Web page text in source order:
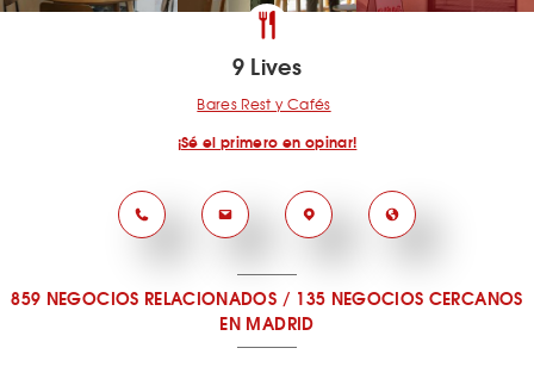
9 Lives
Bares Rest y Cafés
¡Sé el primero en opinar!
859 NEGOCIOS RELACIONADOS / 135 NEGOCIOS CERCANOS
EN MADRID